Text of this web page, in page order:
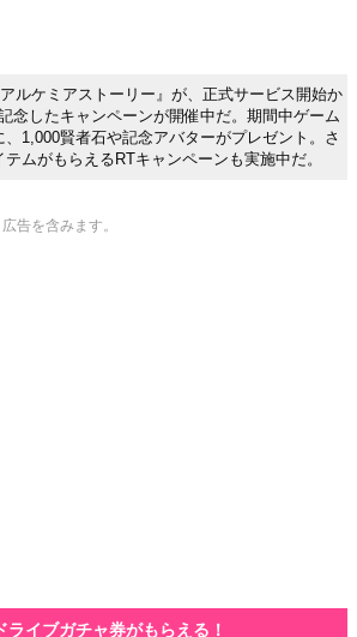
ルケミアストーリー』が、正式サービス開始か
念したキャンペーンが開催中だ。期間中ゲーム
1,000賢者石や記念アバターがプレゼント。さ
ムがもらえるRTキャンペーンも実施中だ。
告を含みます。
イブガチャ券がもらえる！